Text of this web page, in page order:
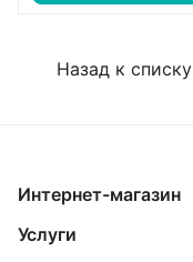
Назад к списку
Интернет-магазин
Услуги